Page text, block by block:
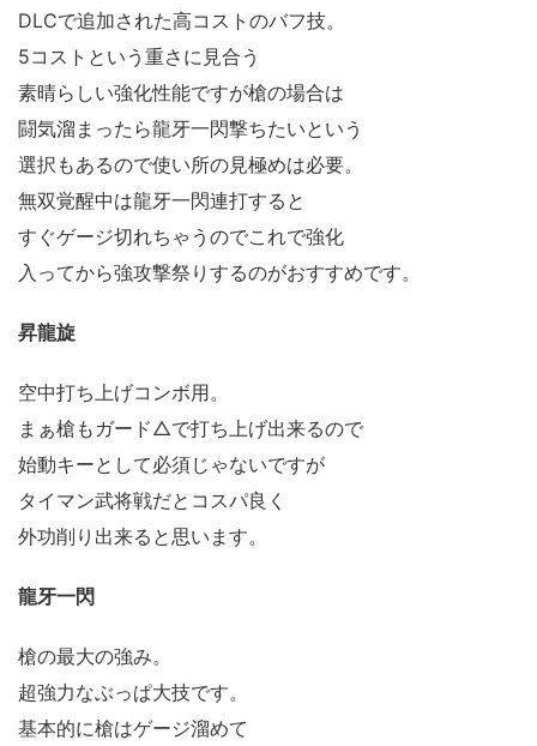
DLCで追加された高コストのバフ技。
5コストという重さに見合う
素晴らしい強化性能ですが槍の場合は
闘気溜まったら龍牙一閃撃ちたいという
選択もあるので使い所の見極めは必要。
無双覚醒中は龍牙一閃連打すると
すぐゲージ切れちゃうのでこれで強化
入ってから強攻撃祭りするのがおすすめです。
昇龍旋
空中打ち上げコンボ用。
まぁ槍もガード△で打ち上げ出来るので
始動キーとして必須じゃないですが
タイマン武将戦だとコスパ良く
外功削り出来ると思います。
龍牙一閃
槍の最大の強み。
超強力なぶっぱ大技です。
基本的に槍はゲージ溜めて